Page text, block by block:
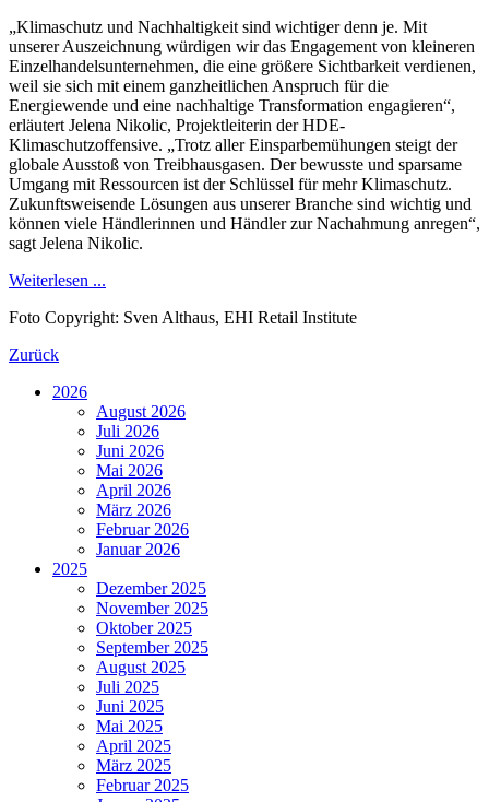
„Klimaschutz und Nachhaltigkeit sind wichtiger denn je. Mit
unserer Auszeichnung würdigen wir das Engagement von kleineren
Einzelhandelsunternehmen, die eine größere Sichtbarkeit verdienen,
weil sie sich mit einem ganzheitlichen Anspruch für die
Energiewende und eine nachhaltige Transformation engagieren“,
erläutert Jelena Nikolic, Projektleiterin der HDE-
Klimaschutzoffensive. „Trotz aller Einsparbemühungen steigt der
globale Ausstoß von Treibhausgasen. Der bewusste und sparsame
Umgang mit Ressourcen ist der Schlüssel für mehr Klimaschutz.
Zukunftsweisende Lösungen aus unserer Branche sind wichtig und
können viele Händlerinnen und Händler zur Nachahmung anregen“,
sagt Jelena Nikolic.
Weiterlesen ...
Foto Copyright: Sven Althaus, EHI Retail Institute
Zurück
2026
August 2026
Juli 2026
Juni 2026
Mai 2026
April 2026
März 2026
Februar 2026
Januar 2026
2025
Dezember 2025
November 2025
Oktober 2025
September 2025
August 2025
Juli 2025
Juni 2025
Mai 2025
April 2025
März 2025
Februar 2025